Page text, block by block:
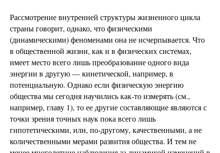
Рассмотрение внутренней структуры жизненного цикла
страны говорит, однако, что физическими
(динамическими) феноменами она не исчерпывается. Что
в общественной жизни, как и в физических системах,
имеет место всего лишь преобразование одного вида
энергии в другую — кинетической, например, в
потенциальную. Однако если физическую энергию
общества мы сегодня научились как-то измерять (см.,
например, главу 1), то ее другие составляющие являются с
точки зрения точных наук пока всего лишь
гипотетическими, или, по-другому, качественными, а не
количественными мерами развития общества. И тем не